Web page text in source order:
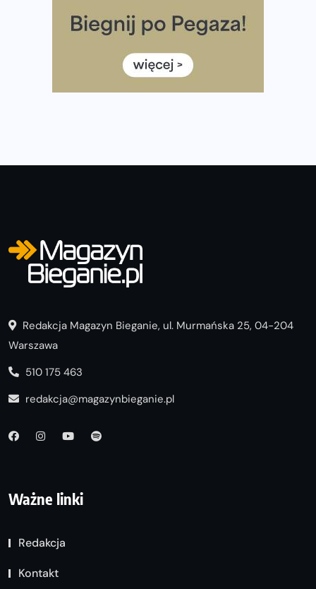
Już w tę sobotę 35. Bieg Powstania Warszawskiego.
Wystartuje rekordowa liczba uczestników
35. Bieg Powstania Warszawskiego – praktyczny
poradnik przed startem
Redakcja Magazyn Bieganie, ul. Murmańska 25, 04-204
Warszawa
510 175 463
redakcja@magazynbieganie.pl
Ważne linki
Redakcja
Kontakt